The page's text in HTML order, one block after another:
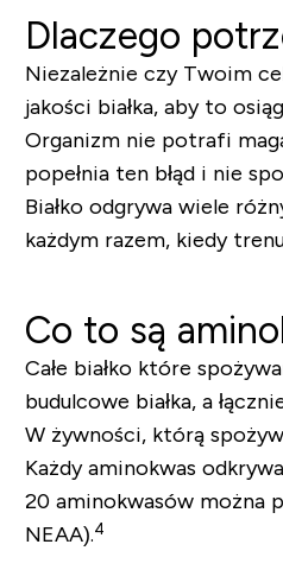
Dlaczego
Niezależnie czy Twoim
jakości białka, aby to
Organizm nie potrafi
popełnia ten błąd i nie
Białko odgrywa wiele
każdym razem, kiedy
Co to są
Całe białko które
budulcowe białka, a
W żywności, którą
Każdy aminokwas
20 aminokwasów można
NEAA).4